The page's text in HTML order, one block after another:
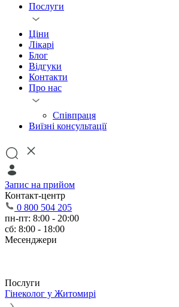
Послуги
Ціни
Лікарі
Блог
Відгуки
Контакти
Про нас
Співпраця
Виїзні консультації
Запис на прийом
Контакт-центр
0 800 504 205
пн-пт: 8:00 - 20:00
сб: 8:00 - 18:00
Месенджери
Послуги
Гінеколог у Житомирі